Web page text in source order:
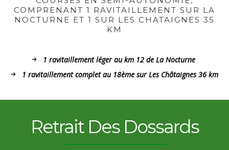
COMPRENANT 1 RAVITAILLEMENT SUR LA
NOCTURNE ET 1 SUR LES CHATAIGNES 35
KM
1 ravitaillement léger au km 12 de La Nocturne
1 ravitaillement complet au 18ème sur Les Châtaignes 36 km
Retrait Des Dossards